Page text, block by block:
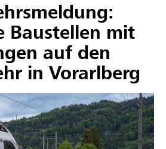
Baustellen mit
auf den
in Vorarlberg